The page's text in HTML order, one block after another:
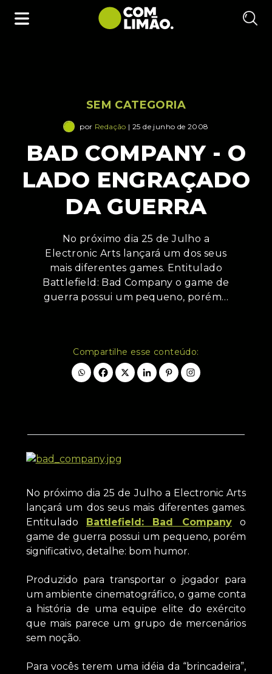
SEM CATEGORIA
por Redação | 25 de junho de 2008
BAD COMPANY - O
LADO ENGRAÇADO
DA GUERRA
No próximo dia 25 de Julho a
Electronic Arts lançará um dos seus
mais diferentes games. Entitulado
Battlefield: Bad Company o game de
guerra possui um pequeno, porém…
Compartilhe esse conteúdo:
No próximo dia 25 de Julho a Electronic Arts
lançará um dos seus mais diferentes games.
Entitulado
Battlefield: Bad Companyo
game de guerra possui um pequeno, porém
significativo, detalhe: bom humor.
Produzido para transportar o jogador para
um ambiente cinematográfico, o game conta
a história de uma equipe elite do exército
que mais parece um grupo de mercenários
sem noção.
Para vocês terem uma idéia da “brincadeira”,